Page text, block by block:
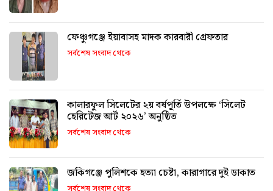
ফেঞ্চুগঞ্জে ইয়াবাসহ মাদক কারবারী গ্রেফতার
সর্বশেষ সংবাদ থেকে
কালারফুল সিলেটের ২য় বর্ষপূর্তি উপলক্ষে ‘সিলেট
হেরিটেজ আর্ট ২০২৬’ অনুষ্ঠিত
সর্বশেষ সংবাদ থেকে
জকিগঞ্জে পুলিশকে হত্যা চেষ্টা, কারাগারে দুই ডাকাত